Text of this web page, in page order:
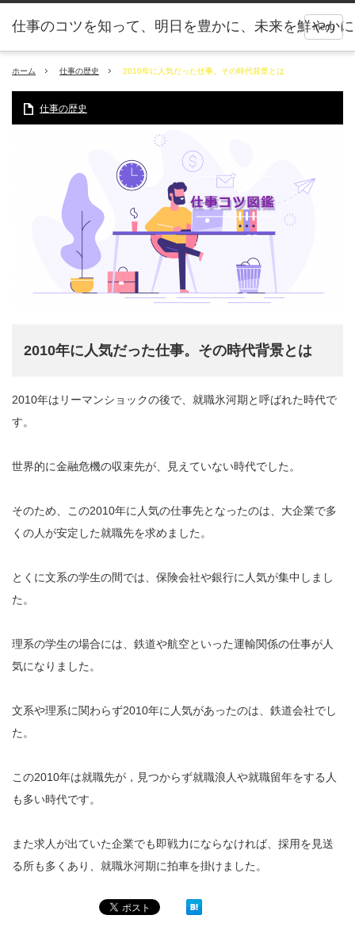
menu
仕事のコツを知って、明日を豊かに、未来を鮮やかに
ホーム 仕事の歴史 2010年に人気だった仕事。その時代背景とは
仕事の歴史
2010年に人気だった仕事。その時代背景とは
2010年はリーマンショックの後で、就職氷河期と呼ばれた時代で
す。
世界的に金融危機の収束先が、見えていない時代でした。
そのため、この2010年に人気の仕事先となったのは、大企業で多
くの人が安定した就職先を求めました。
とくに文系の学生の間では、保険会社や銀行に人気が集中しまし
た。
理系の学生の場合には、鉄道や航空といった運輸関係の仕事が人
気になりました。
文系や理系に関わらず2010年に人気があったのは、鉄道会社でし
た。
この2010年は就職先が，見つからず就職浪人や就職留年をする人
も多い時代です。
また求人が出ていた企業でも即戦力にならなければ、採用を見送
る所も多くあり、就職氷河期に拍車を掛けました。